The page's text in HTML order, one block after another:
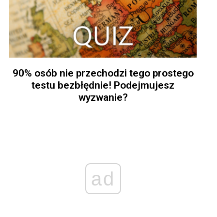
90% osób nie przechodzi tego prostego
testu bezbłędnie! Podejmujesz
wyzwanie?
ad